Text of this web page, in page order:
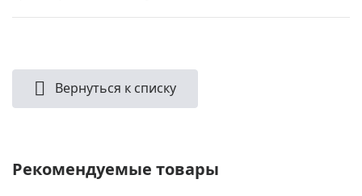
Вернуться к списку
Рекомендуемые товары